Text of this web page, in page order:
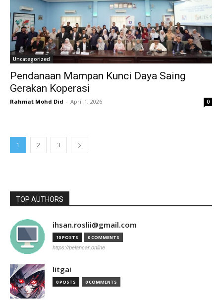
Uncategorized
Pendanaan Mampan Kunci Daya Saing
Gerakan Koperasi
Rahmat Mohd Did - April 1, 2026 0
1 2 3
TOP AUTHORS
ihsan.roslii@gmail.com
10 POSTS 0 COMMENTS
https://pelancar.online
litgai
0 POSTS 0 COMMENTS